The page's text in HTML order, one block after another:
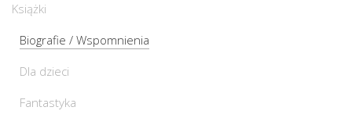
Książki
Biografie / Wspomnienia
Dla dzieci
Fantastyka